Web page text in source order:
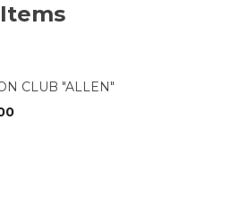
CLUB "ALLEN"